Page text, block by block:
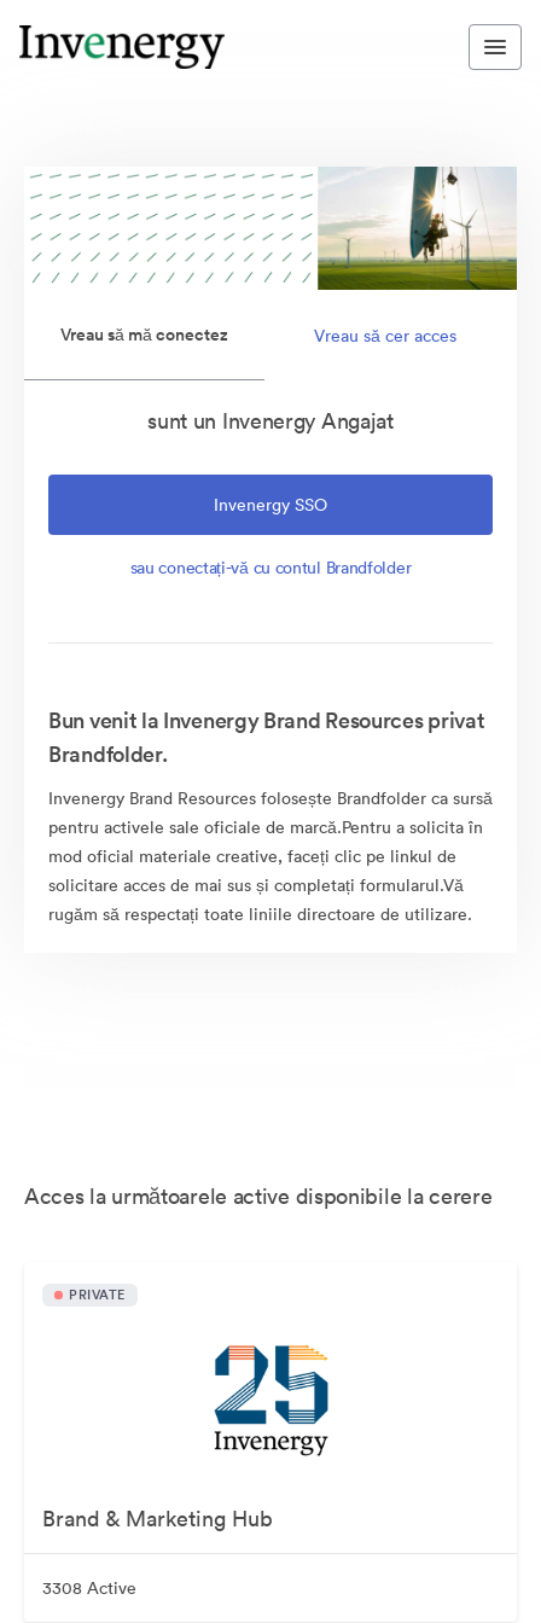
Vreau să mă conectez Vreau să cer acces
sunt un Invenergy Angajat
Invenergy SSO
sau conectați-vă cu contul Brandfolder
Bun venit la Invenergy Brand Resources privat
Brandfolder.
Invenergy Brand Resources folosește Brandfolder ca sursă
pentru activele sale oficiale de marcă.Pentru a solicita în
mod oficial materiale creative, faceți clic pe linkul de
solicitare acces de mai sus și completați formularul.Vă
rugăm să respectați toate liniile directoare de utilizare.
Acces la următoarele active disponibile la cerere
PRIVATE
Brand & Marketing Hub
3308 Active